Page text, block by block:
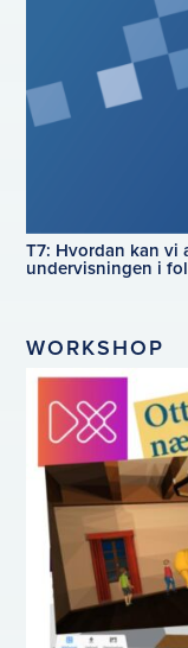
T7: Hvordan kan
undervisningen i
WORKSHOP